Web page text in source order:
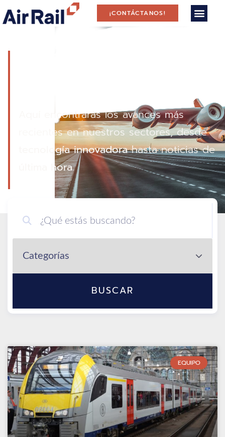
¡CONTÁCTANOS!
Aquí encontrarás los avances más
recientes en nuestros sectores, desde
tecnología innovadorahasta noticias de
última hora.
BUSCAR
EQUIPO